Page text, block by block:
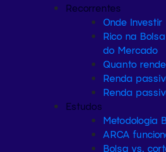
Recorrentes
Onde Investir
Rico na
do Mercado
Quanto
Renda
Renda
Estudos
Metodologia
ARCA
Bolsa vs.